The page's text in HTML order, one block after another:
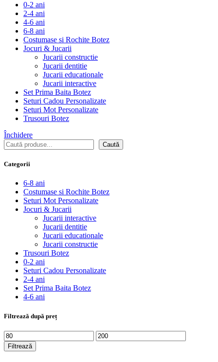
0-2 ani
2-4 ani
4-6 ani
6-8 ani
Costumase si Rochite Botez
Jocuri & Jucarii
Jucarii constructie
Jucarii dentitie
Jucarii educationale
Jucarii interactive
Set Prima Baita Botez
Seturi Cadou Personalizate
Seturi Mot Personalizate
Trusouri Botez
Închidere
Caută
Caută
Categorii
6-8 ani
Costumase si Rochite Botez
Seturi Mot Personalizate
Jocuri & Jucarii
Jucarii interactive
Jucarii dentitie
Jucarii educationale
Jucarii constructie
Trusouri Botez
0-2 ani
Seturi Cadou Personalizate
2-4 ani
Set Prima Baita Botez
4-6 ani
Filtrează după preț
Preț
minim
Preț
maxim
Filtrează